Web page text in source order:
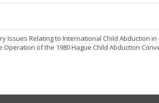
Issues Relating to International Child Abduction
of the 1980 Hague Child Abduction